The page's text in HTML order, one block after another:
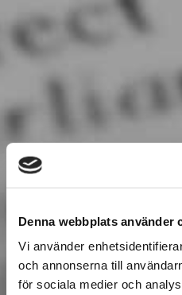
Denna webbplats använder
Vi använder
och annonserna till
för sociala medier och